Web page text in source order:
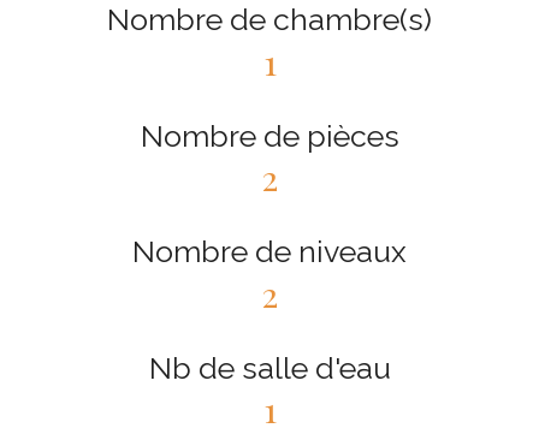
Nombre de chambre(s)
1
Nombre de pièces
2
Nombre de niveaux
2
Nb de salle d'eau
1